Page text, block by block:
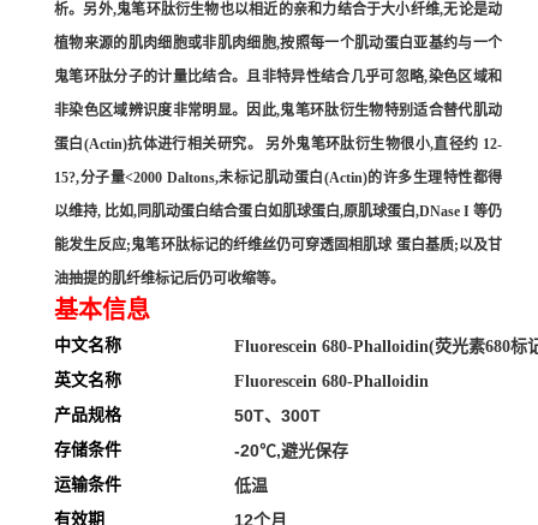
析。另外,鬼笔环肽衍生物也以相近的亲和力结合于大小纤维,无论是动
植物来源的肌肉细胞或非肌肉细胞,按照每一个肌动蛋白亚基约与一个
鬼笔环肽分子的计量比结合。且非特异性结合几乎可忽略,染色区域和
非染色区域辨识度非常明显。因此,鬼笔环肽衍生物特别适合替代肌动
蛋白(Actin)抗体进行相关研究。 另外鬼笔环肽衍生物很小,直径约 12-
15?,分子量<2000 Daltons,未标记肌动蛋白(Actin)的许多生理特性都得
以维持, 比如,同肌动蛋白结合蛋白如肌球蛋白,原肌球蛋白,DNase I 等仍
能发生反应;鬼笔环肽标记的纤维丝仍可穿透固相肌球 蛋白基质;以及甘
油抽提的肌纤维标记后仍可收缩等。
基本信息
中文名称 Fluorescein 680-Phalloidin(荧光素680标
英文名称
Fluorescein 680-Phalloidin
产品规格
50T、300T
存储条件 -20℃,避光保存
运输条件 低温
有效期 12个月